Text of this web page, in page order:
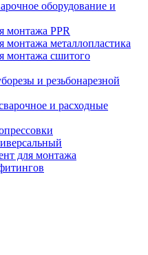
оборудование и
монтажа PPR
монтажа металлопластика
монтажа сшитого
и резьбонарезной
и расходные
для монтажа